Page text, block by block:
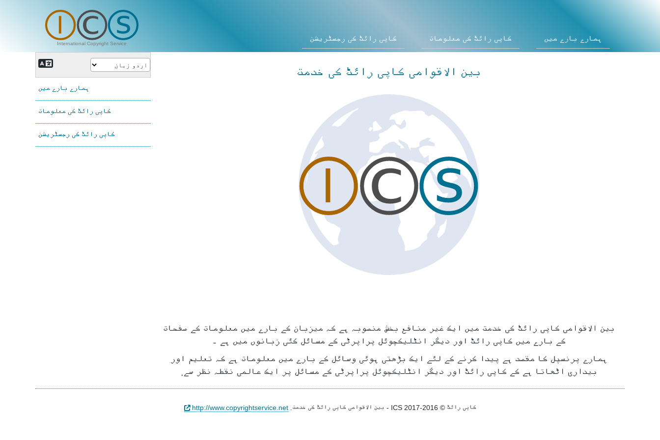
International Copyright Service ہمارے بارے میں کاپی رائٹ کی معلومات کاپی رائٹ کی رجسٹریشن
بین الاقوامی کاپی رائٹ کی خدمت
بین الاقوامی کاپی رائٹ کی خدمت میں ایک غیر منافع بخش منصوبہ ہے کہ میزبان کے بارے میں معلومات کے صفحات
کے بارے میں کاپی رائٹ اور دیگر انٹلیکچوئل پراپرٹی کے مسائل کئی زبانوں میں ہے ۔
ہمارے پرنسپل کا مقصد ہے پیدا کرنے کے لئے ایک بڑھتی ہوئی وسائل کے بارے میں معلومات ہے کہ تعلیم اور
بیداری اٹھاتا ہے کے کاپی رائٹ اور دیگر انٹلیکچوئل پراپرٹی کے مسائل پر ایک عالمی نقطہ نظر سے.
ہمارے بارے میں
کاپی رائٹ کی معلومات
کاپی رائٹ کی رجسٹریشن
کاپی رائٹ © 2016-2017 ICS - بین الاقوامی کاپی رائٹ کی خدمت.http://www.copyrightservice.net